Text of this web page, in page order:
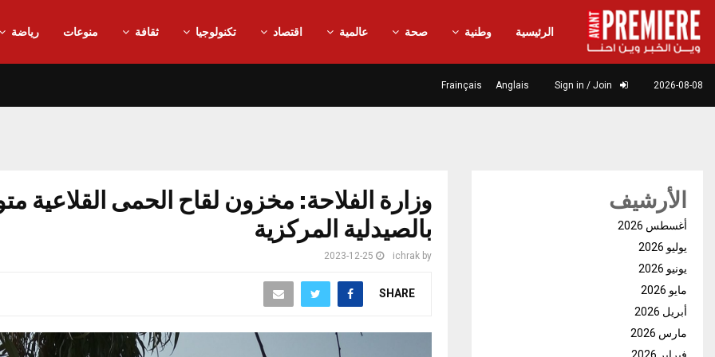
الرئيسية وطنية صحة عالمية اقتصاد تكنولوجيا ثقافة منوعات رياضة
2026-08-08
Anglais
Frainçais
وزارة الفلاحة: مخزون لقاح الحمى القلاعية
بالصيدلية المركزية
by
ichrak
2023-12-25
SHARE
الأرشيف
أغسطس 2026
يوليو 2026
يونيو 2026
مايو 2026
أبريل 2026
مارس 2026